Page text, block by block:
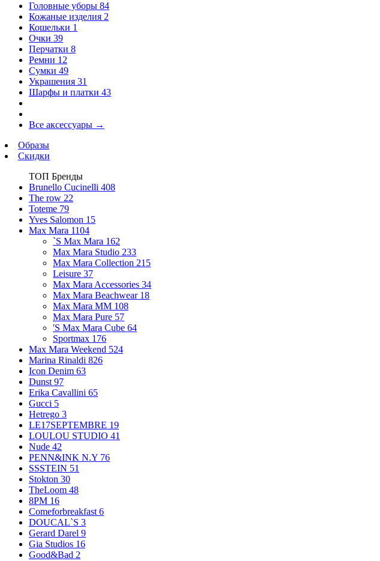
Головные уборы 84
Кожаные изделия 2
Кошельки 1
Очки 39
Перчатки 8
Ремни 12
Сумки 49
Украшения 31
Шарфы и платки 43
Все аксессуары →
Образы
Скидки
ТОП Бренды
Brunello Cucinelli 408
The row 22
Toteme 79
Yves Salomon 15
Max Mara 1104
`S Max Mara 162
Max Mara Studio 233
Max Mara Collection 215
Leisure 37
Max Mara Accessories 34
Max Mara Beachwear 18
Max Mara MM 108
Max Mara Pure 57
'S Max Mara Cube 64
Sportmax 176
Max Mara Weekend 524
Marina Rinaldi 826
Icon Denim 63
Dunst 97
Erika Cavallini 65
Gucci 5
Hetrego 3
LE17SEPTEMBRE 19
LOULOU STUDIO 41
Nude 42
PENN&INK N.Y 76
SSSTEIN 51
Stokton 30
TheLoom 48
8PM 16
Comeforbreakfast 6
DOUCAL`S 3
Gerard Darel 9
Gia Studios 16
Good&Bad 2